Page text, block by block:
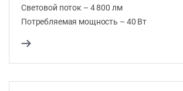
Световой поток – 4 800 лм
Потребляемая мощность – 40 Вт